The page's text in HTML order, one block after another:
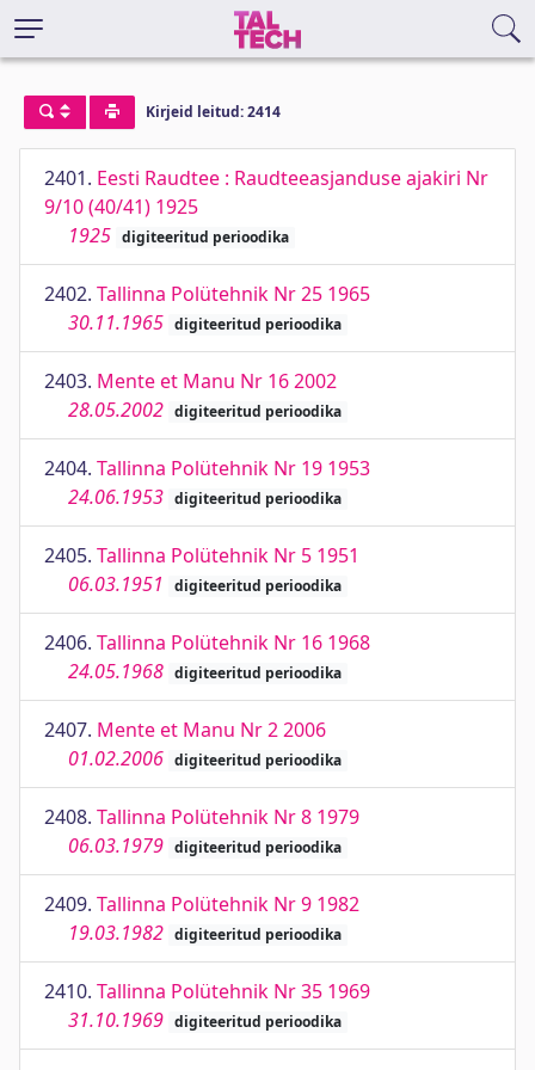
Kirjeid leitud: 2414
2401. Eesti Raudtee : Raudteeasjanduse ajakiri Nr
9/10 (40/41) 1925
1925 digiteeritud perioodika
2402. Tallinna Polütehnik Nr 25 1965
30.11.1965 digiteeritud perioodika
2403. Mente et Manu Nr 16 2002
28.05.2002 digiteeritud perioodika
2404. Tallinna Polütehnik Nr 19 1953
24.06.1953 digiteeritud perioodika
2405. Tallinna Polütehnik Nr 5 1951
06.03.1951
digiteeritud perioodika
2406. Tallinna Polütehnik Nr 16 1968
24.05.1968 digiteeritud perioodika
2407. Mente et Manu Nr 2 2006
01.02.2006 digiteeritud perioodika
2408. Tallinna Polütehnik Nr 8 1979
06.03.1979 digiteeritud perioodika
2409. Tallinna Polütehnik Nr 9 1982
19.03.1982 digiteeritud perioodika
2410. Tallinna Polütehnik Nr 35 1969
31.10.1969 digiteeritud perioodika